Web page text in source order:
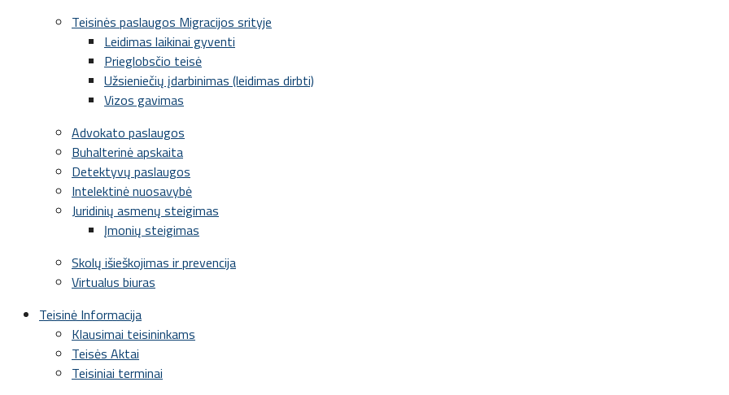
Teisinės paslaugos Migracijos srityje
Leidimas laikinai gyventi
Prieglobsčio teisė
Užsieniečių įdarbinimas (leidimas dirbti)
Vizos gavimas
Advokato paslaugos
Buhalterinė apskaita
Detektyvų paslaugos
Intelektinė nuosavybė
Juridinių asmenų steigimas
Įmonių steigimas
Skolų išieškojimas ir prevencija
Virtualus biuras
Teisinė Informacija
Klausimai teisininkams
Teisės Aktai
Teisiniai terminai